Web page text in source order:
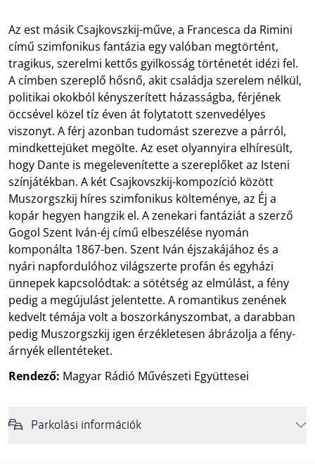
Az est másik Csajkovszkij-műve, a Francesca da Rimini
című szimfonikus fantázia egy valóban megtörtént,
tragikus, szerelmi kettős gyilkosság történetét idézi fel.
A címben szereplő hősnő, akit családja szerelem nélkül,
politikai okokból kényszerített házasságba, férjének
öccsével közel tíz éven át folytatott szenvedélyes
viszonyt. A férj azonban tudomást szerezve a párról,
mindkettejüket megölte. Az eset olyannyira elhíresült,
hogy Dante is megelevenítette a szereplőket az Isteni
színjátékban. A két Csajkovszkij-kompozíció között
Muszorgszkij híres szimfonikus költeménye, az Éj a
kopár hegyen hangzik el. A zenekari fantáziát a szerző
Gogol Szent Iván-éj című elbeszélése nyomán
komponálta 1867-ben. Szent Iván éjszakájához és a
nyári napfordulóhoz világszerte profán és egyházi
ünnepek kapcsolódtak: a sötétség az elmúlást, a fény
pedig a megújulást jelentette. A romantikus zenének
kedvelt témája volt a boszorkányszombat, a darabban
pedig Muszorgszkij igen érzékletesen ábrázolja a fény-
árnyék ellentéteket.
Rendező: Magyar Rádió Művészeti Együttesei
Parkolási információk